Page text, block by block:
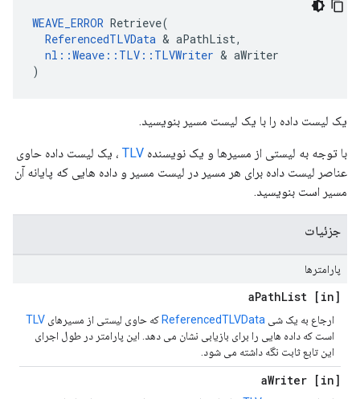
WEAVE_ERROR Retrieve(
ReferencedTLVData & aPathList,
nl::Weave::TLV::TLVWriter & aWriter
)
یک لیست داده را با یک لیست مسیر بنویسید.
با توجه به لیستی از مسیرها و یک نویسنده TLV ، یک لیست داده حاوی
عناصر لیست داده برای هر مسیر در لیست مسیر و داده هایی که پایانه آن
مسیر است بنویسید.
جزئیات
پارامترها
[in] a
PathList
ارجاع به یک شی ReferencedTLVData که حاوی لیستی از مسیرهای TLV
است که داده هایی را برای بازیابی نشان می دهد. این پارامتر در طول اجرای
این تابع ثابت نگه داشته می شود.
[in] a
Writer